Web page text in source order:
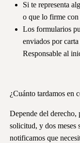
Si te representa
o que lo firme
Los formularios
enviados por
Responsable al
¿Cuánto tardamos en
Depende del derecho,
solicitud, y dos meses
notificamos que